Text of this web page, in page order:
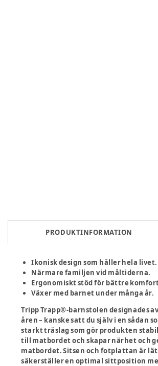
PRODUKTINFORMATION
Ikonisk design som håller hela livet.
Närmare familjen vid måltiderna.
Ergonomiskt stöd för bättre
Växer med barnet under många år.
Tripp Trapp®-barnstolen designades
åren – kanske satt du själv i en sådan
starkt träslag som gör produkten
till matbordet och skapar närhet och
matbordet. Sitsen och fotplattan är
säkerställer en optimal sittposition